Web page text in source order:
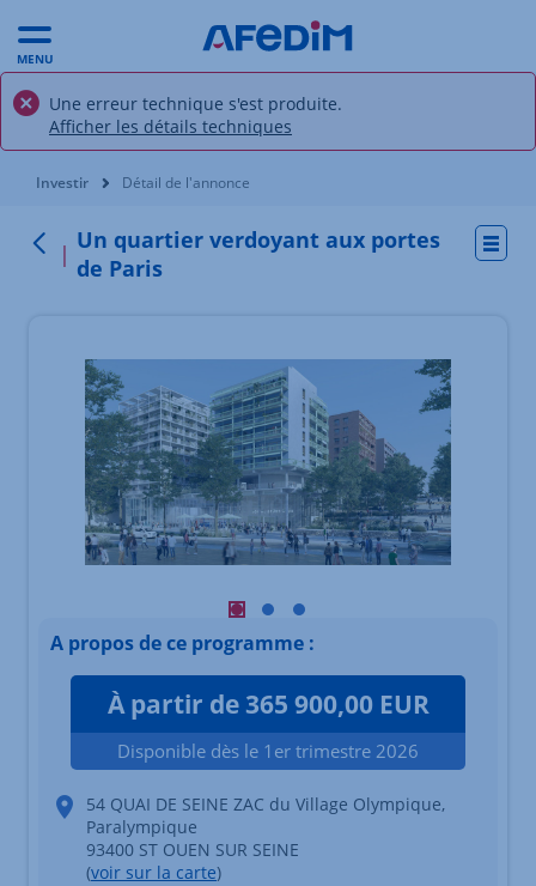
MENU
Une erreur technique s'est produite.
Afficher les détails techniques
Vous êtes ici:
Investir Détail de l'annonce
Retour
Un quartier verdoyant aux portes
de Paris
Visuel principal mobile Afficher
Visuel principal mobile Afficher
Visuel principal mobile
Élément 1 sur 3
A propos de ce programme :
À partir de 365 900,00 EUR
Disponible dès le 1er trimestre 2026
54 QUAI DE SEINE ZAC du Village Olympique,
Paralympique
93400 ST OUEN SUR SEINE
(voir sur la carte)